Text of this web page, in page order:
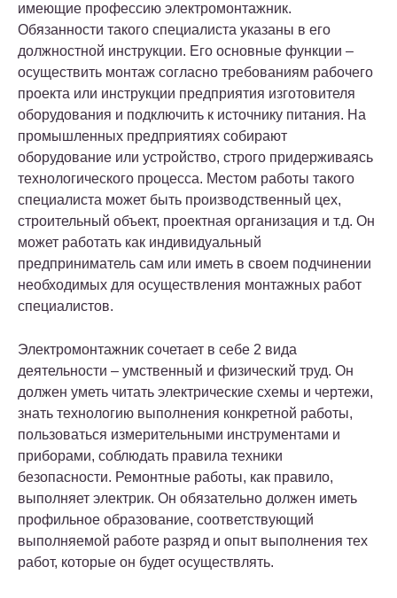
имеющие профессию электромонтажник.
Обязанности такого специалиста указаны в его
должностной инструкции. Его основные функции –
осуществить монтаж согласно требованиям рабочего
проекта или инструкции предприятия изготовителя
оборудования и подключить к источнику питания. На
промышленных предприятиях собирают
оборудование или устройство, строго придерживаясь
технологического процесса. Местом работы такого
специалиста может быть производственный цех,
строительный объект, проектная организация и т.д. Он
может работать как индивидуальный
предприниматель сам или иметь в своем подчинении
необходимых для осуществления монтажных работ
специалистов.
Электромонтажник сочетает в себе 2 вида
деятельности – умственный и физический труд. Он
должен уметь читать электрические схемы и чертежи,
знать технологию выполнения конкретной работы,
пользоваться измерительными инструментами и
приборами, соблюдать правила техники
безопасности. Ремонтные работы, как правило,
выполняет электрик. Он обязательно должен иметь
профильное образование, соответствующий
выполняемой работе разряд и опыт выполнения тех
работ, которые он будет осуществлять.